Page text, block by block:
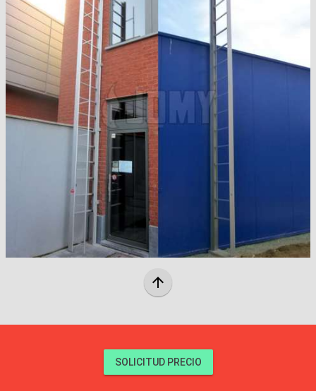
arrow_upward
SOLICITUD PRECIO